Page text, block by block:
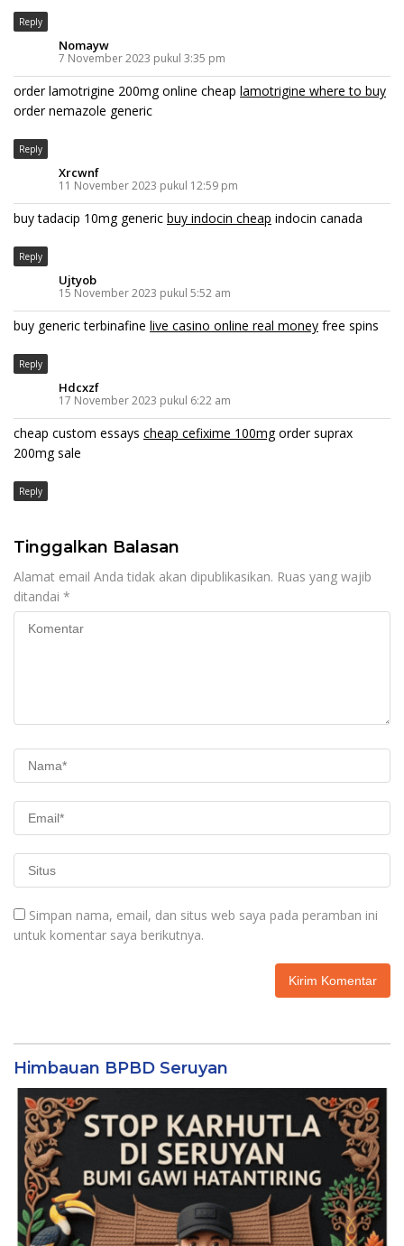
Reply
Nomayw
7 November 2023 pukul 3:35 pm
order lamotrigine 200mg online cheap lamotrigine where to buy
order nemazole generic
Reply
Xrcwnf
11 November 2023 pukul 12:59 pm
buy tadacip 10mg generic buy indocin cheap indocin canada
Reply
Ujtyob
15 November 2023 pukul 5:52 am
buy generic terbinafine live casino online real money free spins
Reply
Hdcxzf
17 November 2023 pukul 6:22 am
cheap custom essays cheap cefixime 100mgorder suprax
200mg sale
Reply
Tinggalkan Balasan
Alamat email Anda tidak akan dipublikasikan. Ruas yang wajib
ditandai *
Simpan nama, email, dan situs web saya pada peramban ini
untuk komentar saya berikutnya.
Himbauan BPBD Seruyan